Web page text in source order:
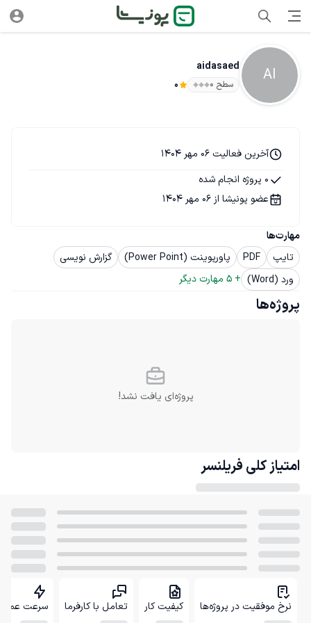
AI
aidasaed
سطح ۰ 0
مهارت‌ها
تایپ
PDF پاورپوینت (Power Point)
گزارش نویسی
ورد (Word)
+
5 مهارت دیگر
آخرین فعالیت 06 مهر 1404
0 پروژه انجام شده
عضو پونیشا از 06 مهر 1404
پروژه‌ها
پروژه‌ای یافت نشد!
امتیاز کلی فریلنسر
نرخ موفقیت در پروژه‌ها کیفیت کار تعامل با کارفرما سرعت عمل